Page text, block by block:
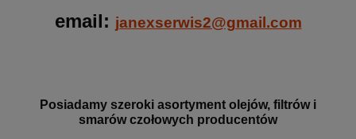
email: janexserwis2@gmail.com
Posiadamy szeroki asortyment olejów, filtrów i
smarów czołowych producentów